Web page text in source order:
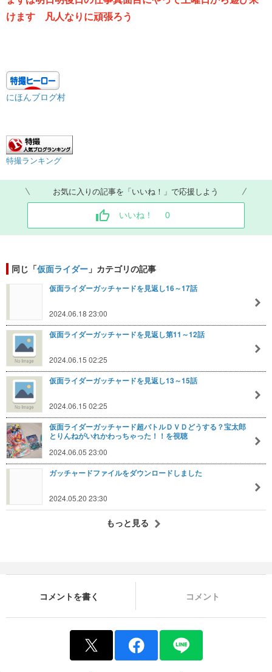
けます 凡人なりに頑張ろう
にほんブログ村
特撮ランキング
お気に入りの記事を「いいね！」で応援しよう
いいね！ 0
同じ「仮面ライダー 」カテゴリの記事
仮面ライダーガッチャードを見返し16～17話
2024.06.18 23:00
仮面ライダーガッチャードを見返し第11～12話
2024.06.15 02:25
仮面ライダーガッチャードを見返し13～15話
2024.06.15 02:25
仮面ライダーガッチャード超バトルＤＶＤどうする？宝太郎
とりんねがいれかわっちゃった！！を視聴
2024.06.05 23:00
ガッチャードファイルをダウンロードしました
2024.05.20 23:30
もっと見る
コメントを書く コメント